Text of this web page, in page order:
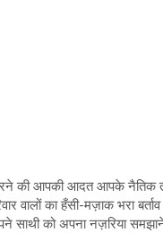
की आपकी आदत आपके नैतिक
वालों का हँसी-मज़ाक भरा
को अपना नज़रिया